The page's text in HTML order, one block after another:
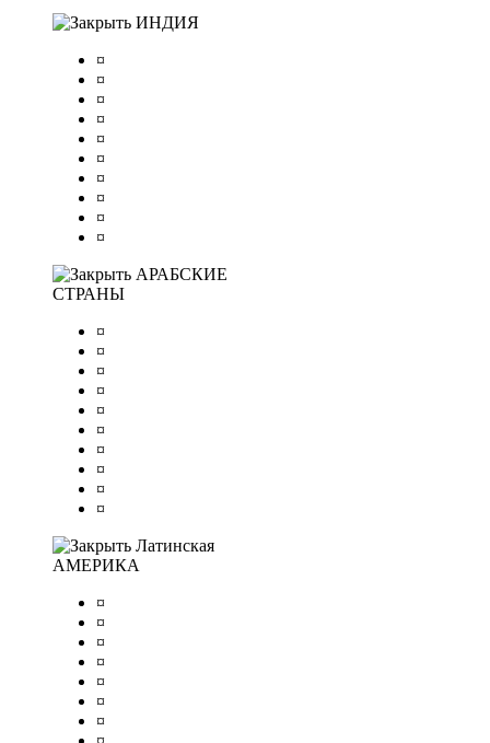
ИНДИЯ
¤
¤
¤
¤
¤
¤
¤
¤
¤
¤
АРАБСКИЕ
СТРАНЫ
¤
¤
¤
¤
¤
¤
¤
¤
¤
¤
Латинская
АМЕРИКА
¤
¤
¤
¤
¤
¤
¤